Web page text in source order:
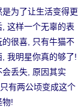
为了让生活变得更
这样一个无辜的表
很喜, 只有牛猫不
我明星你真的够了!
丢失, 原因其实
有两公顷变成这个
物!